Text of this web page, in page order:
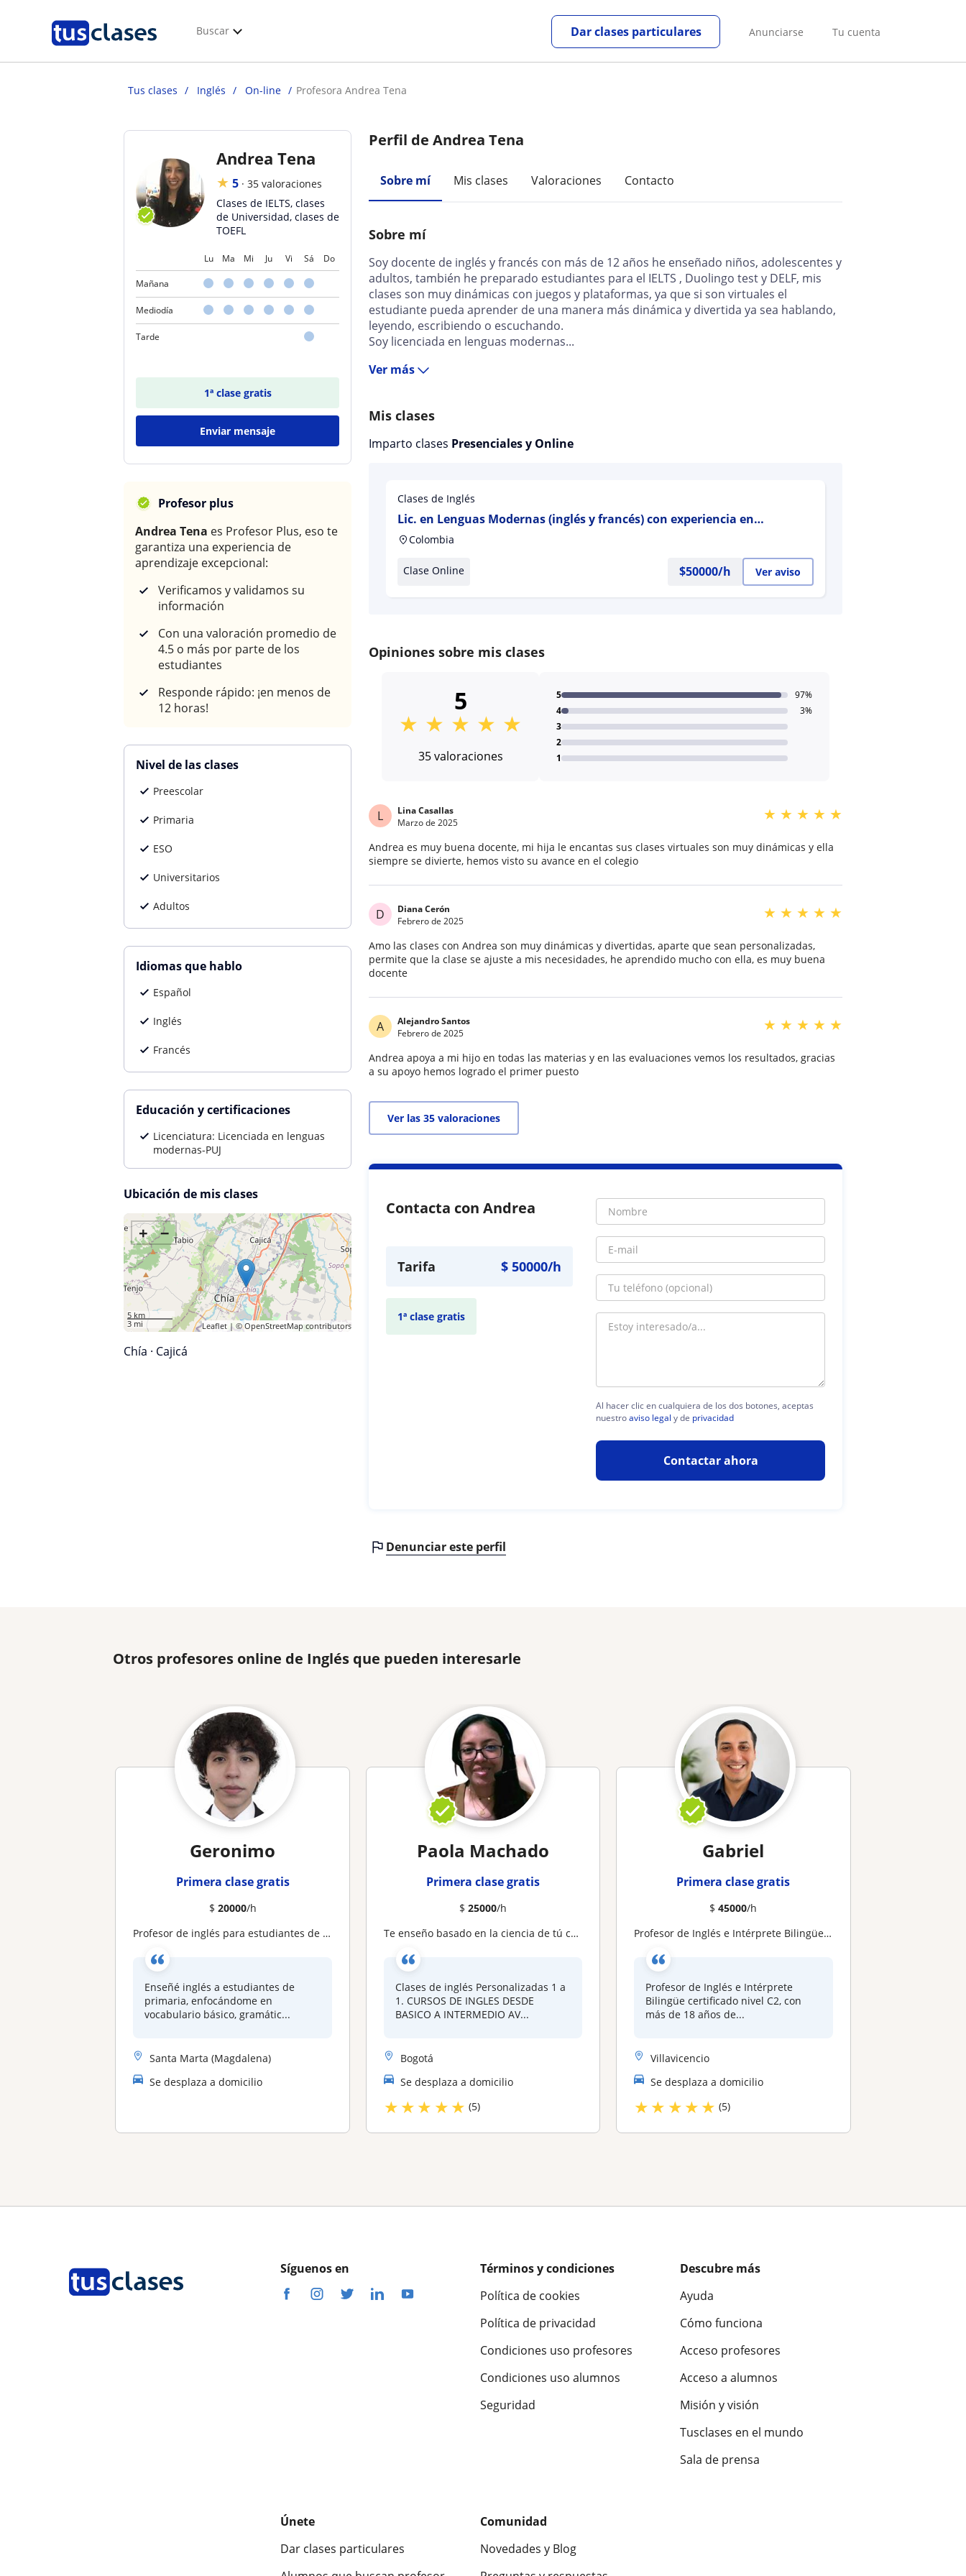
Buscar Anunciarse Tu cuenta
Dar clases particulares
Tus clases Inglés On-line Profesora Andrea Tena
Andrea Tena
★ 5 · 35 valoraciones
Clases de IELTS, clases
de Universidad, clases de
TOEFL
Lu Ma Mi Ju Vi Sá Do
Mañana
Mediodía
Tarde
1ª clase gratis
Enviar mensaje
Profesor plus
Andrea Tena es Profesor Plus, eso te
garantiza una experiencia de
aprendizaje excepcional:
Verificamos y validamos su
información
Con una valoración promedio de
4.5 o más por parte de los
estudiantes
Responde rápido: ¡en menos de
12 horas!
Nivel de las clases
Preescolar
Primaria
ESO
Universitarios
Adultos
Idiomas que hablo
Español
Inglés
Francés
Educación y certificaciones
Licenciatura: Licenciada en lenguas
modernas-PUJ
Ubicación de mis clases
+ −
5 km
3 mi
Leaflet | ©OpenStreetMap contributors
Chía · Cajicá
Perfil de Andrea Tena
Sobre mí Mis clases Valoraciones Contacto
Sobre mí
Soy docente de inglés y francés con más de 12 años he enseñado niños, adolescentes y
adultos, también he preparado estudiantes para el IELTS , Duolingo test y DELF, mis
clases son muy dinámicas con juegos y plataformas, ya que si son virtuales el
estudiante pueda aprender de una manera más dinámica y divertida ya sea hablando,
leyendo, escribiendo o escuchando.
Soy licenciada en lenguas modernas...
Ver más
Mis clases
Imparto clases Presenciales y Online
Clases de Inglés
Lic. en Lenguas Modernas (inglés y francés) con experiencia en
diferentes materias
Colombia
Clase Online $50000/h Ver aviso
Opiniones sobre mis clases
5
★ ★ ★ ★ ★
35 valoraciones 1
2
3
4 3%
5 97%
L
Lina Casallas
Marzo de 2025
★ ★ ★ ★ ★
Andrea es muy buena docente, mi hija le encantas sus clases virtuales son muy dinámicas y ella
siempre se divierte, hemos visto su avance en el colegio
D
Diana Cerón
Febrero de 2025
★ ★ ★ ★ ★
Amo las clases con Andrea son muy dinámicas y divertidas, aparte que sean personalizadas,
permite que la clase se ajuste a mis necesidades, he aprendido mucho con ella, es muy buena
docente
A
Alejandro Santos
Febrero de 2025
★ ★ ★ ★ ★
Andrea apoya a mi hijo en todas las materias y en las evaluaciones vemos los resultados, gracias
a su apoyo hemos logrado el primer puesto
Ver las 35 valoraciones
Contacta con Andrea
Tarifa $50000/h
1ª clase gratis
Al hacer clic en cualquiera de los dos botones, aceptas
nuestroaviso legal y de privacidad
Contactar ahora
Denunciar este perfil
Otros profesores online de Inglés que pueden interesarle
Geronimo
Primera clase gratis
$ 20000/h
Profesor de inglés para estudiantes de escuela primaria/secundaria
Enseñé inglés a estudiantes de
primaria, enfocándome en
vocabulario básico, gramátic...
Santa Marta (Magdalena)
Se desplaza a domicilio
Paola Machado
Primera clase gratis
$ 25000/h
Te enseño basado en la ciencia de tú cerebro 🧠 ya que Entender no es integrar. Para adolescentes Asesoría Escolar PARA BÁSICOS DESDE CERO CURSOS (2 PEOPLE POR CLASE)
Clases de inglés Personalizadas 1 a
1. CURSOS DE INGLES DESDE
BASICO A INTERMEDIO AV...
Bogotá
Se desplaza a domicilio
★★★ ★★ (5)
Gabriel
Primera clase gratis
$45000/h
Profesor de Inglés e Intérprete Bilingüe | Más de 18 años de experiencia | Clases virtuales para todos los niveles
Profesor de Inglés e Intérprete
Bilingüe certificado nivel C2, con
más de 18 años de...
Villavicencio
Se desplaza a domicilio
★★ ★★★ (5)
Síguenos en
Términos y condiciones
Política de cookies
Política de privacidad
Condiciones uso profesores
Condiciones uso alumnos
Seguridad
Descubre más
Ayuda
Cómo funciona
Acceso profesores
Acceso a alumnos
Misión y visión
Tusclases en el mundo
Sala de prensa
Únete
Dar clases particulares
Comunidad
Novedades y Blog